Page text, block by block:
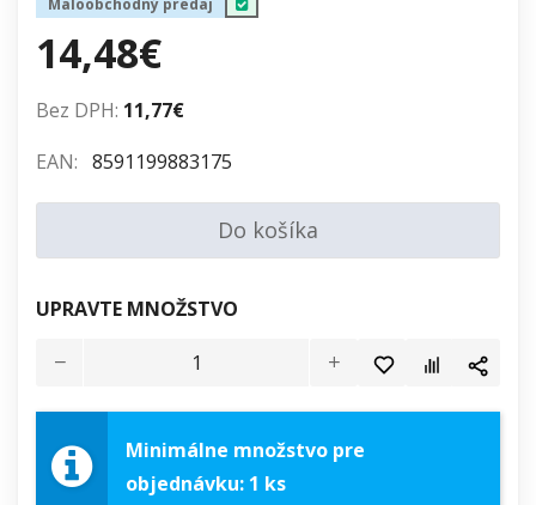
Maloobchodný predaj
14,48€
Bez DPH: 11,77€
EAN: 8591199883175
Do košíka
UPRAVTE MNOŽSTVO
Minimálne množstvo pre
objednávku: 1 ks